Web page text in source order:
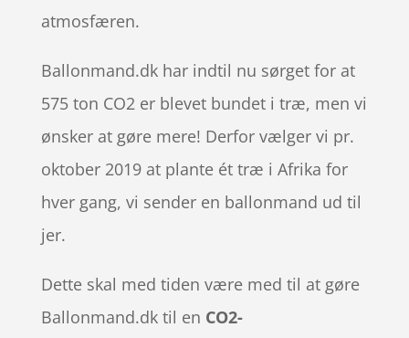
atmosfæren.
Ballonmand.dk har indtil nu sørget for at
575 ton CO2 er blevet bundet i træ, men vi
ønsker at gøre mere! Derfor vælger vi pr.
oktober 2019 at plante ét træ i Afrika for
hver gang, vi sender en ballonmand ud til
jer.
Dette skal med tiden være med til at gøre
Ballonmand.dk til en CO2-